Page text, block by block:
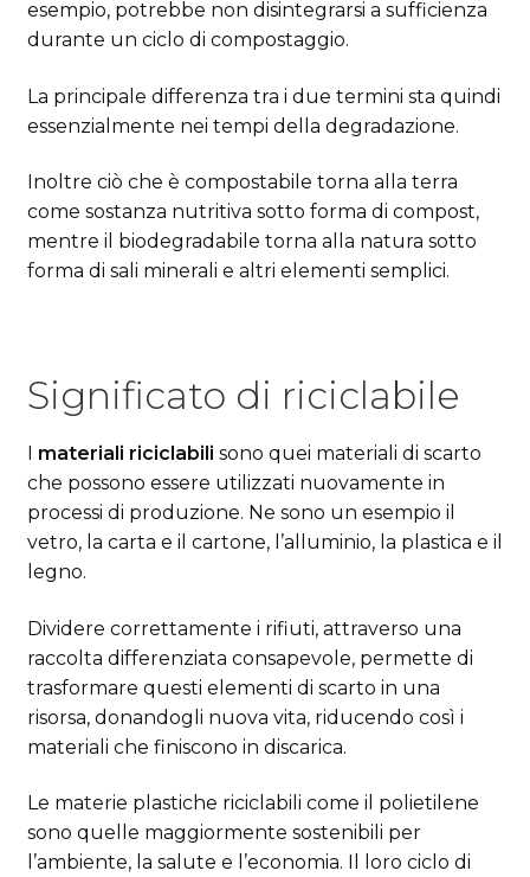
esempio, potrebbe non disintegrarsi a sufficienza
durante un ciclo di compostaggio.
La principale differenza tra i due termini sta quindi
essenzialmente nei tempi della degradazione.
Inoltre ciò che è compostabile torna alla terra
come sostanza nutritiva sotto forma di compost,
mentre il biodegradabile torna alla natura sotto
forma di sali minerali e altri elementi semplici.
Significato di riciclabile
I materiali riciclabili sono quei materiali di scarto
che possono essere utilizzati nuovamente in
processi di produzione. Ne sono un esempio il
vetro, la carta e il cartone, l’alluminio, la plastica e il
legno.
Dividere correttamente i rifiuti, attraverso una
raccolta differenziata consapevole, permette di
trasformare questi elementi di scarto in una
risorsa, donandogli nuova vita, riducendo così i
materiali che finiscono in discarica.
Le materie plastiche riciclabili come il polietilene
sono quelle maggiormente sostenibili per
l’ambiente, la salute e l’economia. Il loro ciclo di